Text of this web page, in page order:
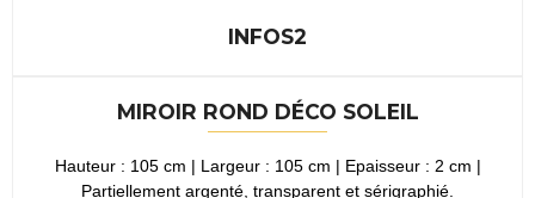
INFOS2
MIROIR ROND DÉCO SOLEIL
Hauteur : 105 cm | Largeur : 105 cm | Epaisseur : 2 cm |
Partiellement argenté, transparent et sérigraphié.